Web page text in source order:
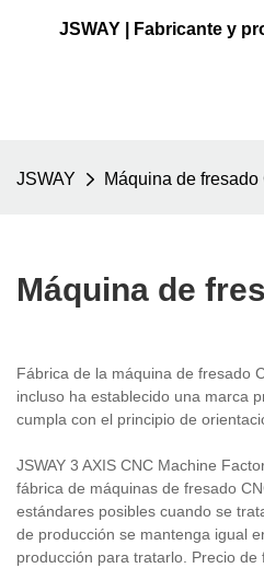
JSWAY | Fabricante y
JSWAY Máquina de
Máquina de
Fábrica de la máquina de fresado
incluso ha establecido una marca
cumpla con el principio de
JSWAY 3 AXIS CNC Machine
fábrica de máquinas de fresado
estándares posibles cuando se
de producción se mantenga igual
producción para tratarlo. Precio